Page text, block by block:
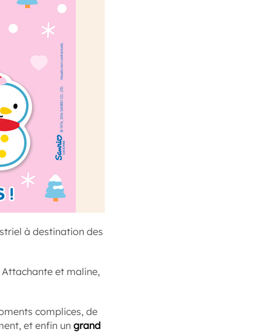
à destination des
et maline,
complices, de
et enfin un grand